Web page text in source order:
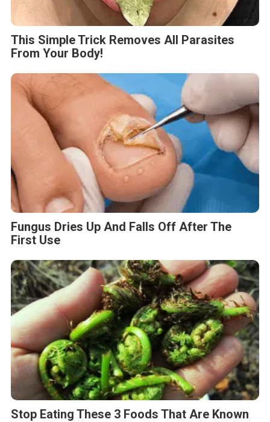
This Simple Trick Removes All Parasites
From Your Body!
Fungus Dries Up And Falls Off After The
First Use
Stop Eating These 3 Foods That Are Known